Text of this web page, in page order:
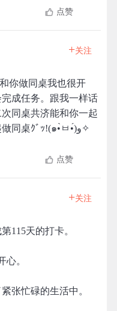
点赞
+关注
你做同桌我也很开
成任务。跟我一样话
同桌共济能和你一起
太好了。希望以后有机会再一起做同桌ｸﾞｯ!(๑•̀ㅂ•́)و✧
点赞
+关注
115天的打卡。
心。
张忙碌的生活中。